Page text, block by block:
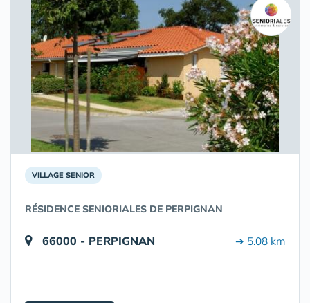
VILLAGE SENIOR
RÉSIDENCE SENIORIALES DE PERPIGNAN
66000 - PERPIGNAN ➔ 5.08 km